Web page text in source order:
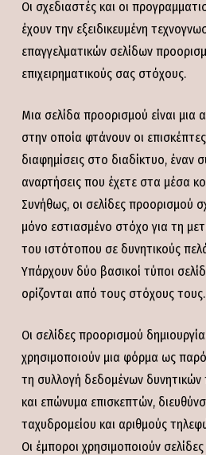
Οι σχεδιαστές και οι
έχουν την εξειδικευμένη
επαγγελματικών σελίδων
επιχειρηματικούς σας στόχους.
Μια σελίδα προορισμού είναι μια
στην οποία φτάνουν οι
διαφημίσεις στο διαδίκτυο, έναν
αναρτήσεις που έχετε στα μέσα
Συνήθως, οι σελίδες προορισμού
μόνο εστιασμένο στόχο για τη
του ιστότοπου σε δυνητικούς
Υπάρχουν δύο βασικοί τύποι
ορίζονται από τους στόχους τους.
Οι σελίδες προορισμού
χρησιμοποιούν μια φόρμα ως
τη συλλογή δεδομένων
και επώνυμα επισκεπτών,
ταχυδρομείου και αριθμούς
Οι έμποροι χρησιμοποιούν